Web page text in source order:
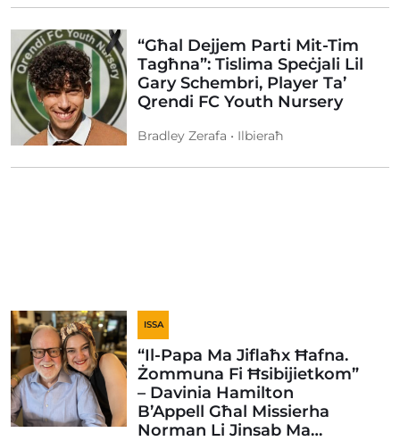
“Għal Dejjem Parti Mit-Tim
Tagħna”: Tislima Speċjali Lil
Gary Schembri, Player Ta’
Qrendi FC Youth Nursery
Bradley Zerafa • Ilbieraħ
ISSA
“Il-Papa Ma Jiflaħx Ħafna.
Żommuna Fi Ħsibijietkom”
– Davinia Hamilton
B’Appell Għal Missierha
Norman Li Jinsab Ma…